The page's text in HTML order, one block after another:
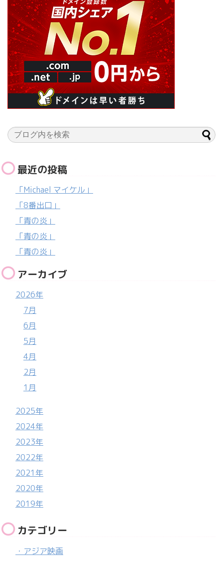
最近の投稿
「Michael マイケル」
「8番出口」
「青の炎」
「青の炎」
「青の炎」
アーカイブ
2026年
7月
6月
5月
4月
2月
1月
2025年
2024年
2023年
2022年
2021年
2020年
2019年
カテゴリー
・アジア映画